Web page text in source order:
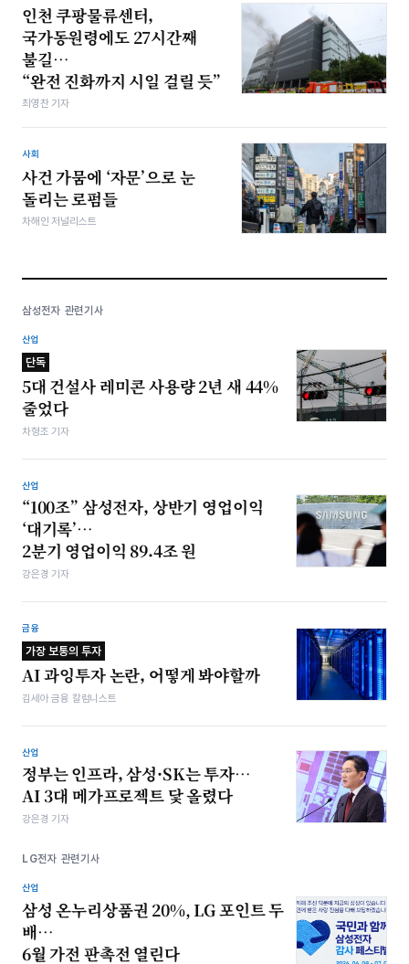
인천 쿠팡물류센터,
국가동원령에도 27시간째
불길…
“완전 진화까지 시일 걸릴 듯”
최영찬 기자
사회
사건 가뭄에 ‘자문’으로 눈
돌리는 로펌들
차해인 저널리스트
삼성전자 관련기사
산업
단독
5대 건설사 레미콘 사용량 2년 새 44%
줄었다
차형조 기자
산업
“100조” 삼성전자, 상반기 영업이익
‘대기록’…
2분기 영업이익 89.4조 원
강은경 기자
금융
가장 보통의 투자
AI 과잉투자 논란, 어떻게 봐야할까
김세아 금융 칼럼니스트
산업
정부는 인프라, 삼성·SK는 투자…
AI 3대 메가프로젝트 닻 올렸다
강은경 기자
LG전자 관련기사
산업
삼성 온누리상품권 20%, LG 포인트 두
배…
6월 가전 판촉전 열린다